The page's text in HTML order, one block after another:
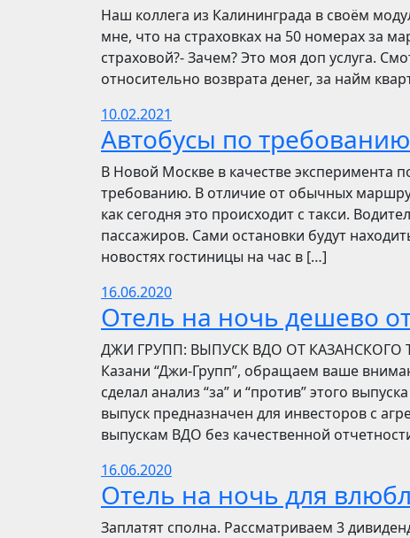
Наш коллега из Калининграда в своём
мне, что на страховках на 50 номерах за
страховой?- Зачем? Это моя доп услуга.
относительно возврата денег, за найм
10.02.2021
Автобусы по требованию
В Новой Москве в качестве эксперимента
требованию. В отличие от обычных
как сегодня это происходит с такси.
пассажиров. Сами остановки будут
новостях гостиницы на час в […]
16.06.2020
Отель на ночь дешево
​​ДЖИ ГРУПП: ВЫПУСК ВДО ОТ КАЗАНСКОГО
Казани “Джи-Групп”, обращаем ваше
сделал анализ “за” и “против” этого
выпуск предназначен для инвесторов с
выпускам ВДО без качественной
16.06.2020
Отель на ночь для
Заплатят сполна. Рассматриваем 3